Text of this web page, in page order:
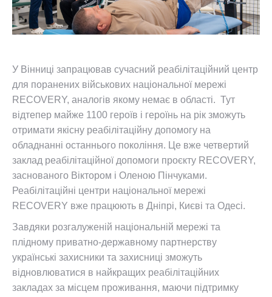
У Вінниці запрацював сучасний реабілітаційний центр
для поранених військових національної мережі
RECOVERY, аналогів якому немає в області. Тут
відтепер майже 1100 героїв і героїнь на рік зможуть
отримати якісну реабілітаційну допомогу на
обладнанні останнього покоління. Це вже четвертий
заклад реабілітаційної допомоги проєкту RECOVERY,
заснованого Віктором і Оленою Пінчуками.
Реабілітаційні центри національної мережі
RECOVERY вже працюють в Дніпрі, Києві та Одесі.
Завдяки розгалуженій національній мережі та
плідному приватно-державному партнерству
українські захисники та захисниці зможуть
відновлюватися в найкращих реабілітаційних
закладах за місцем проживання, маючи підтримку